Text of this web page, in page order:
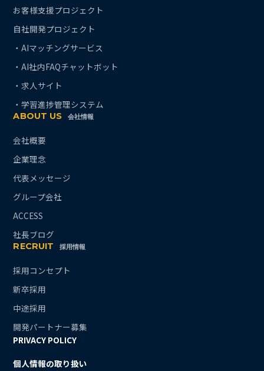
お客様支援プロジェクト
自社開発プロジェクト
・AIマッチングサービス
・AI社内FAQチャットボット
・求人サイト
・学習進捗管理システム
ABOUT US 会社情報
会社概要
企業理念
代表メッセージ
グループ会社
ACCESS
社長ブログ
RECRUIT 採用情報
採用コンセプト
新卒採用
中途採用
開発パートナー募集
PRIVACY POLICY
個人情報の取り扱い